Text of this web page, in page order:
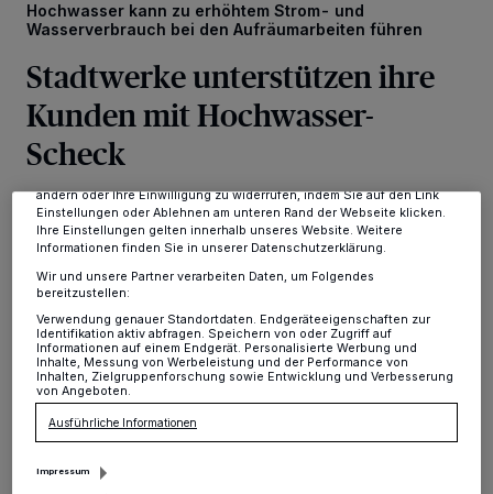
Hochwasser kann zu erhöhtem Strom- und
Wasserverbrauch bei den Aufräumarbeiten führen
Stadtwerke unterstützen ihre
Kunden mit Hochwasser-
Scheck
Erkrath·Das Unwetter hat auch in Erkrath Bilder der
Verwüstung zurückgelassen und die Aufräumarbeiten
haben in den Stadtteilen bereits begonnen. Bei vielen
Betroffenen mit einem Wasserschaden kann es in
dieser Zeit zu einem erhöhten Strom- und
Wasserverbrauch kommen. Hier möchten die
Stadtwerke Erkrath betroffene Kunden mit einem
Hochwasser-Scheck unter die Arme greifen und
unterstützen.
24.07.2021 , 16:25 Uhr
personenbezogene Daten wie Browserdaten oder eindeutige
Kennungen auf Ihrem Gerät zu. Durch Auswahl von OK aktivieren Sie
Tracking-Technologien für die unter „Wir und unsere Partner
verarbeiten Daten, um Ihnen Dienste bereitzustellen“ aufgeführten
Zwecke. Wenn Tracker deaktiviert sind, sind manche Inhalte und
Anzeigen möglicherweise nicht mehr so relevant für Sie. Sie können
ändern oder Ihre Einwilligung zu widerrufen, indem Sie auf den Link
Einstellungen oder Ablehnen am unteren Rand der Webseite klicken.
Ihre Einstellungen gelten innerhalb unseres Website. Weitere
Informationen finden Sie in unserer Datenschutzerklärung.
Wir und unsere Partner verarbeiten Daten, um Folgendes
bereitzustellen:
Verwendung genauer Standortdaten. Endgeräteeigenschaften zur
Identifikation aktiv abfragen. Speichern von oder Zugriff auf
Informationen auf einem Endgerät. Personalisierte Werbung und
Inhalte, Messung von Werbeleistung und der Performance von
Inhalten, Zielgruppenforschung sowie Entwicklung und Verbesserung
von Angeboten.
Ausführliche Informationen
Impressum